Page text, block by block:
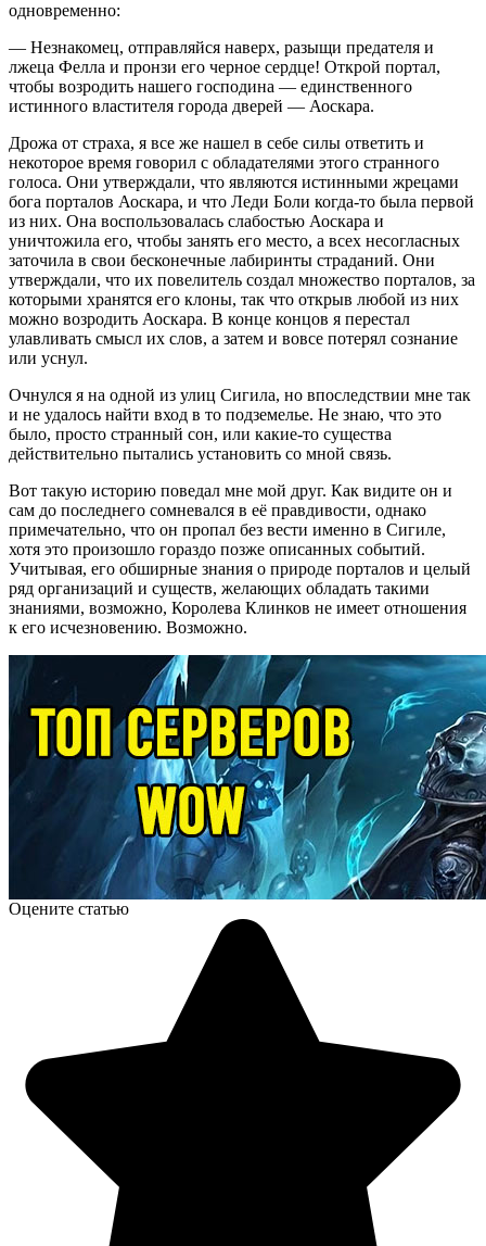
одновременно:
— Незнакомец, отправляйся наверх, разыщи предателя и
лжеца Фелла и пронзи его черное сердце! Открой портал,
чтобы возродить нашего господина — единственного
истинного властителя города дверей — Аоскара.
Дрожа от страха, я все же нашел в себе силы ответить и
некоторое время говорил с обладателями этого странного
голоса. Они утверждали, что являются истинными жрецами
бога порталов Аоскара, и что Леди Боли когда-то была первой
из них. Она воспользовалась слабостью Аоскара и
уничтожила его, чтобы занять его место, а всех несогласных
заточила в свои бесконечные лабиринты страданий. Они
утверждали, что их повелитель создал множество порталов, за
которыми хранятся его клоны, так что открыв любой из них
можно возродить Аоскара. В конце концов я перестал
улавливать смысл их слов, а затем и вовсе потерял сознание
или уснул.
Очнулся я на одной из улиц Сигила, но впоследствии мне так
и не удалось найти вход в то подземелье. Не знаю, что это
было, просто странный сон, или какие-то существа
действительно пытались установить со мной связь.
Вот такую историю поведал мне мой друг. Как видите он и
сам до последнего сомневался в её правдивости, однако
примечательно, что он пропал без вести именно в Сигиле,
хотя это произошло гораздо позже описанных событий.
Учитывая, его обширные знания о природе порталов и целый
ряд организаций и существ, желающих обладать такими
знаниями, возможно, Королева Клинков не имеет отношения
к его исчезновению. Возможно.
Оцените статью